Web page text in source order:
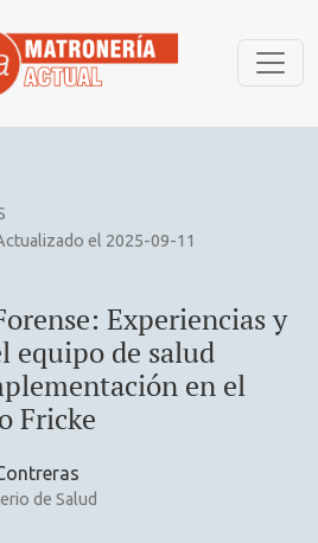
Experiencias y
equipo de salud
en el
Fricke
el 2025-09-11
de Salud